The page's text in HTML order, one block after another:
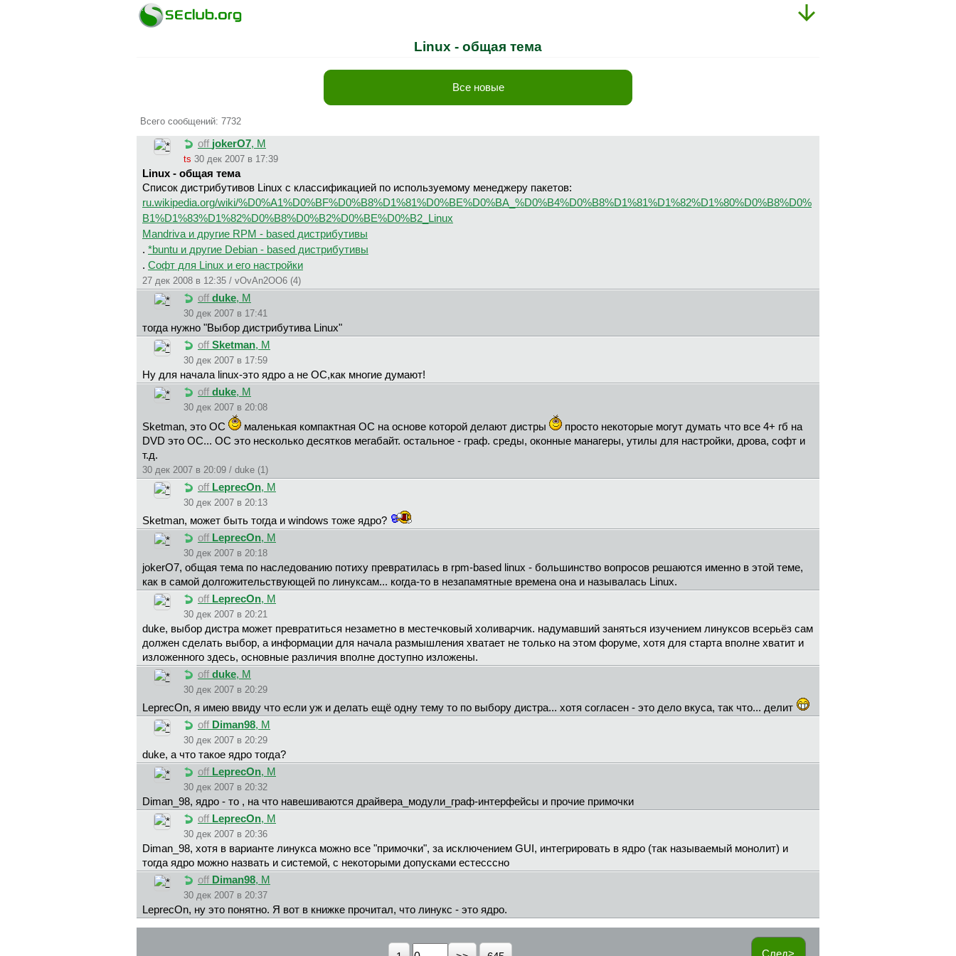
Linux - общая тема
Все новые
Всего сообщений: 7732
off jokerO7, М
ts 30 дек 2007 в 17:39
Linux - общая тема
Список дистрибутивов Linux с классификацией по используемому менеджеру пакетов:
ru.wikipedia.org/wiki/%D0%A1%D0%BF%D0%B8%D1%81%D0%BE%D0%BA_%D0%B4%D0%B8%D1%81%D1%82%D1%80%D0%B8%D0%
B1%D1%83%D1%82%D0%B8%D0%B2%D0%BE%D0%B2_Linux
Mandriva и другие RPM - based дистрибутивы
. *buntu и другие Debian - based дистрибутивы
. Софт для Linux и его настройки
27 дек 2008 в 12:35 / vOvAn2OO6 (4)
off duke, М
30 дек 2007 в 17:41
тогда нужно "Выбор дистрибутива Linux"
off Sketman, М
30 дек 2007 в 17:59
Ну для начала linux-это ядро а не ОС,как многие думают!
off duke, М
30 дек 2007 в 20:08
Sketman, это ОС маленькая компактная ОС на основе которой делают дистры
просто некоторые могут думать что все 4+ гб на
DVD это ОС... ОС это несколько десятков мегабайт. остальное - граф. среды, оконные манагеры, утилы для настройки, дрова, софт и
т.д.
30 дек 2007 в 20:09 / duke (1)
off LeprecOn, М
30 дек 2007 в 20:13
Sketman, может быть тогда и windows тоже ядро?
off LeprecOn, М
30 дек 2007 в 20:18
jokerO7, общая тема по наследованию потиху превратилась в rpm-based linux - большинство вопросов решаются именно в этой теме,
как в самой долгожительствующей по линуксам... когда-то в незапамятные времена она и называлась Linux.
off LeprecOn, М
30 дек 2007 в 20:21
duke, выбор дистра может превратиться незаметно в местечковый холиварчик. надумавший заняться изучением линуксов всерьёз сам
должен сделать выбор, а информации для начала размышления хватает не только на этом форуме, хотя для старта вполне хватит и
изложенного здесь, основные различия вполне доступно изложены.
off duke, М
30 дек 2007 в 20:29
LeprecOn, я имею ввиду что если уж и делать ещё одну тему то по выбору дистра... хотя согласен - это дело вкуса, так что... делит
off Diman98, М
30 дек 2007 в 20:29
duke, а что такое ядро тогда?
off LeprecOn, М
30 дек 2007 в 20:32
Diman_98, ядро - то , на что навешиваются драйвера_модули_граф-интерфейсы и прочие примочки
off LeprecOn, М
30 дек 2007 в 20:36
Diman_98, хотя в варианте линукса можно все "примочки", за исключением GUI, интегрировать в ядро (так называемый монолит) и
тогда ядро можно назвать и системой, с некоторыми допусками естесссно
off Diman98, М
30 дек 2007 в 20:37
LeprecOn, ну это понятно. Я вот в книжке прочитал, что линукс - это ядро.